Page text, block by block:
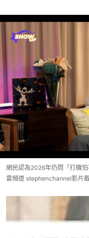
網民認為2026年仍問「打機
雲頻道 stephenchannel影片截